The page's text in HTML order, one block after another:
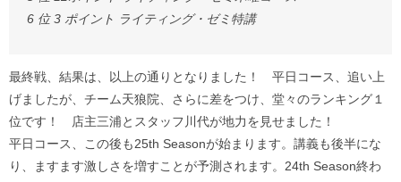
6 位 3 ポイント ライティング・ゼミ特講
最終戦、結果は、以上の通りとなりました！ 平日コース、追い上
げましたが、チーム天狼院、さらに差をつけ、堂々のランキング１
位です！ 店主三浦とスタッフ川代が地力を見せました！
平日コース、この後も25th Seasonが始まります。講義も後半にな
り、ますます激しさを増すことが予測されます。24th Season終わ